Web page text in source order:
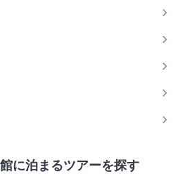
に泊まるツアーを探す